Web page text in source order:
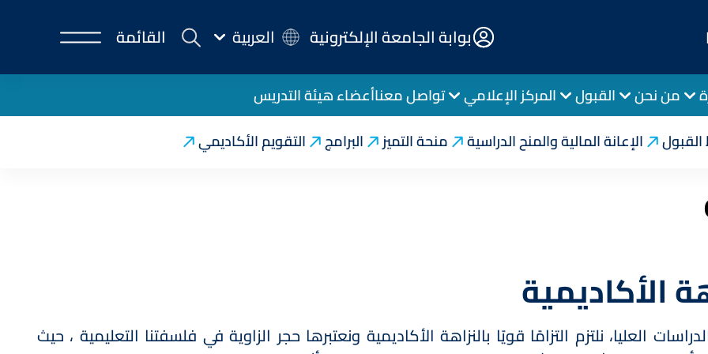
E-
Portal
بوابة الجامعة الإلكترونية العربية القائمة
الإعانة المالية والمنح الدراسية منحة التميز البرامج التقويم الأكاديمي
من نحن القبول المركز الإعلامي تواصل معناأعضاء هيئة التدريس
شروط القبول النزاهة الأكاديمية
الأكاديمية
العليا، نلتزم التزامًا قويًا بالنزاهة الأكاديمية ونعتبرها حجر الزاوية في فلسفتنا التعليمية ، حيث